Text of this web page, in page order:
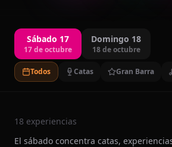
Sábado 17
17 de octubre
Domingo 18
18 de octubre
Todos Catas Gran Barra
18 experiencias
El sábado concentra catas,